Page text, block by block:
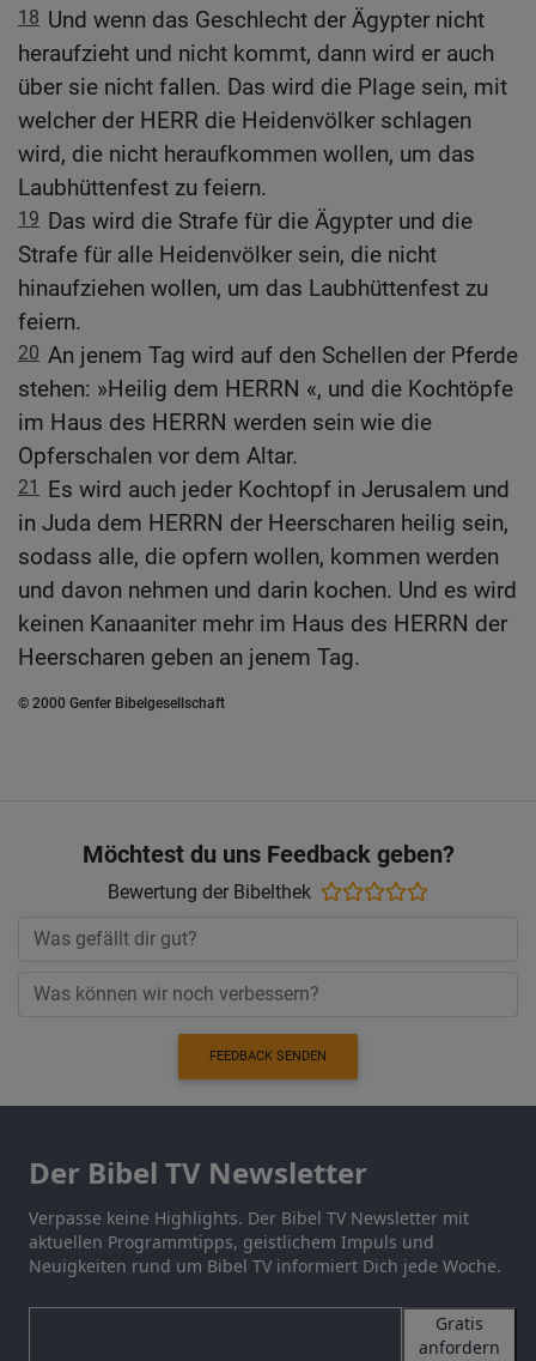
18 Und wenn das Geschlecht der Ägypter nicht
heraufzieht und nicht kommt, dann wird er auch
über sie nicht fallen. Das wird die Plage sein, mit
welcher der HERR die Heidenvölker schlagen
wird, die nicht heraufkommen wollen, um das
Laubhüttenfest zu feiern.
19 Das wird die Strafe für die Ägypter und die
Strafe für alle Heidenvölker sein, die nicht
hinaufziehen wollen, um das Laubhüttenfest zu
feiern.
20 An jenem Tag wird auf den Schellen der Pferde
stehen: »Heilig dem HERRN «, und die Kochtöpfe
im Haus des HERRN werden sein wie die
Opferschalen vor dem Altar.
21
Es wird auch jeder Kochtopf in Jerusalem und
in Juda dem HERRN der Heerscharen heilig sein,
sodass alle, die opfern wollen, kommen werden
und davon nehmen und darin kochen. Und es wird
keinen Kanaaniter mehr im Haus des HERRN der
Heerscharen geben an jenem Tag.
© 2000 Genfer Bibelgesellschaft
Möchtest du uns Feedback geben?
Bewertung der Bibelthek
FEEDBACK SENDEN
Der Bibel TV Newsletter
Verpasse keine Highlights. Der Bibel TV Newsletter mit
aktuellen Programmtipps, geistlichem Impuls und
Neuigkeiten rund um Bibel TV informiert Dich jede Woche.
Gratis
anfordern